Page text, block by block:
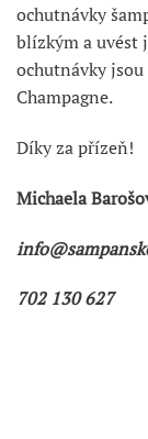
ochutnávky
blízkým a uvést
ochutnávky
Champagne.
Díky za přízeň!
Michaela
702 130 627